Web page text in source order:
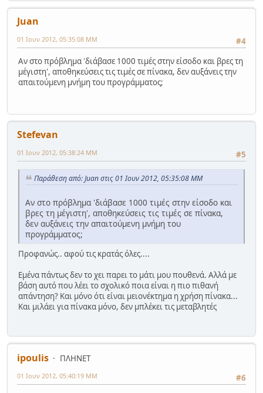
Juan
#4
01 Ιουν 2012, 05:35:08 ΜΜ
Αν στο πρόβλημα 'διάβασε 1000 τιμές στην είσοδο και βρες τη
μέγιστη', αποθηκεύσεις τις τιμές σε πίνακα, δεν αυξάνεις την
απαιτούμενη μνήμη του προγράμματος;
Stefevan
#5
01 Ιουν 2012, 05:38:24 ΜΜ
Παράθεση από: Juan στις 01 Ιουν 2012, 05:35:08 ΜΜ
Αν στο πρόβλημα 'διάβασε 1000 τιμές στην είσοδο και
βρες τη μέγιστη', αποθηκεύσεις τις τιμές σε πίνακα,
δεν αυξάνεις την απαιτούμενη μνήμη του
προγράμματος;
Προφανώς.. αφού τις κρατάς όλες....
Εμένα πάντως δεν το χει παρει το μάτι μου πουθενά. Αλλά με
βάση αυτό που λέει το σχολικό ποια είναι η πιο πιθανή
απάντηση? Και μόνο ότι είναι μειονέκτημα η χρήση πίνακα...
Και μιλάει για πίνακα μόνο, δεν μπλέκει τις μεταβλητές
ipoulis
ΠΛΗΝΕΤ
#6
01 Ιουν 2012, 05:40:19 ΜΜ